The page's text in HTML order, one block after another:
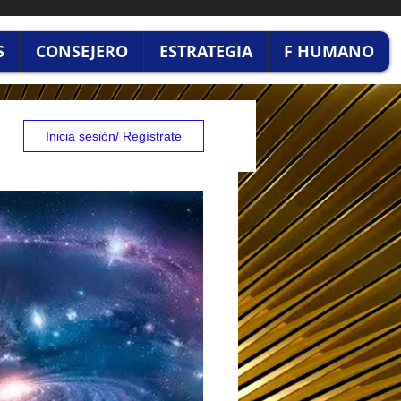
CONSEJERO ESTRATEGIA F HUMANO
Inicia sesión/ Regístrate